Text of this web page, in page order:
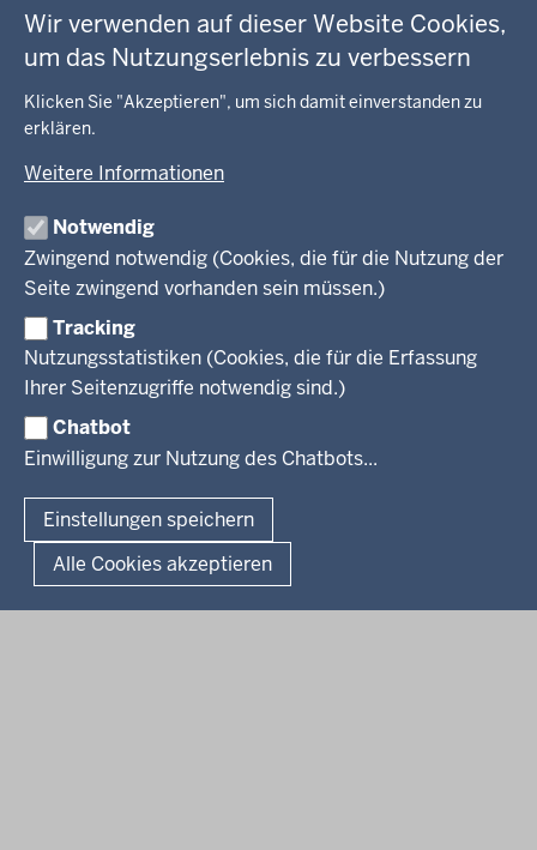
Wir verwenden auf dieser Website Cookies,
um das Nutzungserlebnis zu verbessern
Klicken Sie "Akzeptieren", um sich damit einverstanden zu
erklären.
Weitere Informationen
Notwendig
Zwingend notwendig (Cookies, die für die Nutzung der
Seite zwingend vorhanden sein müssen.)
Tracking
Nutzungsstatistiken (Cookies, die für die Erfassung
Ihrer Seitenzugriffe notwendig sind.)
Chatbot
Einwilligung zur Nutzung des Chatbots...
Einstellungen speichern
Alle Cookies akzeptieren
Fußzeile
Gesundheit und Soziales
Kommunales, Planung, Bauen und Verkehr
Schule und Bildung
Wirtschaft und Kultur
GEOBASIS NRW
Ausbildung und Karriere
Geodaten-Anwendungen
Neues
Produkte und Dienste
TIM-online
Webdienste
Amtsblatt
Behördenleitung
Leitbild
Personalvertretung
Regierungsbezirk
Reisekostenstelle
Veranstaltungen
Stellenangebote
Stellenangebote Schule
Praktikum
Referendariate
Bewerbung
Vormerkstelle NRW
PRESSE
Mediathek
Newsletter
Pressekontakt
Pressemitteilungen
Publikationen
VERFAHREN UND BEKANNTMACHUNGEN
Bekanntmachungen
Legionellen
Luftreinhaltepläne
Verfahrensübersichten
Überwachung umweltrelevanter Anlagen
Facebook
Instagram
LinkedIn
© 2026 Bezirksregierung Köln
Organisationsplan
Lizenzbedingungen Geobasis NRW
Dokumente und Ressourcen
Kontakt